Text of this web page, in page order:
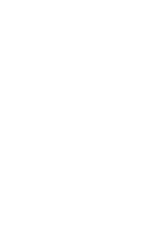
При продолжении
необходимо
данного
зайдите в его
услугу
или его перенос на
время для
которые Вам выдали в
в соответствии с возрастом,
любой клиники сети «Палитра»
8 (4922) 77-77-78, 8 (800)
услуги.